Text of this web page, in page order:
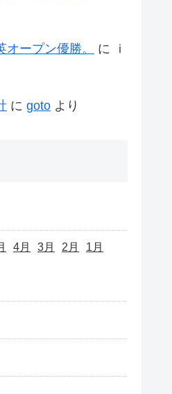
ープン優勝。 に
ｉ
に goto より
4月 3月 2月 1月